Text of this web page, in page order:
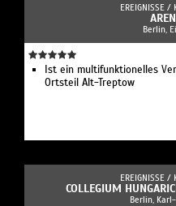
EREIGNISSE /
Berlin,
Ist ein multifunktionelles
Ortsteil Alt-Treptow
EREIGNISSE /
COLLEGIUM
Berlin,